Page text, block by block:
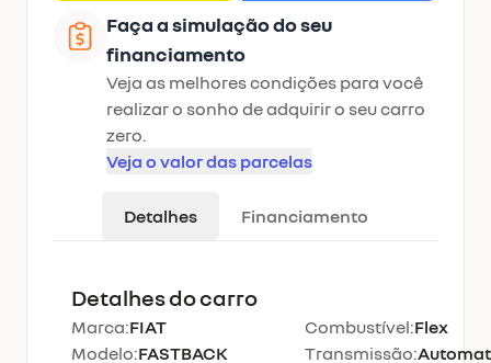
Faça a simulação do seu
financiamento
Veja as melhores condições para você
realizar o sonho de adquirir o seu carro
zero.
Veja o valor das parcelas
Detalhes Financiamento
Detalhes do carro
Marca:FIAT
Modelo:FASTBACK
Combustível:Flex
Transmissão: